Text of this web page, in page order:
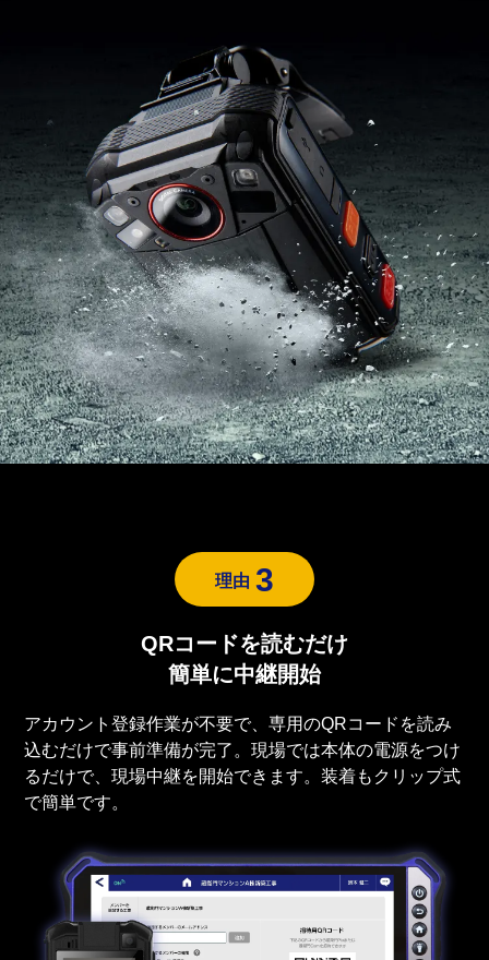
理由 3
QRコードを読むだけ
簡単に中継開始
アカウント登録作業が不要で、専用のQRコードを読み
込むだけで事前準備が完了。現場では本体の電源をつけ
るだけで、現場中継を開始できます。装着もクリップ式
で簡単です。